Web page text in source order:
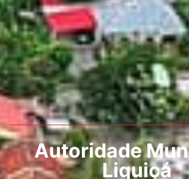
Autoridade
Liquiçá